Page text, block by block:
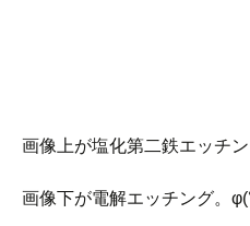
画像上が塩化第二鉄エッチン
画像下が電解エッチング。